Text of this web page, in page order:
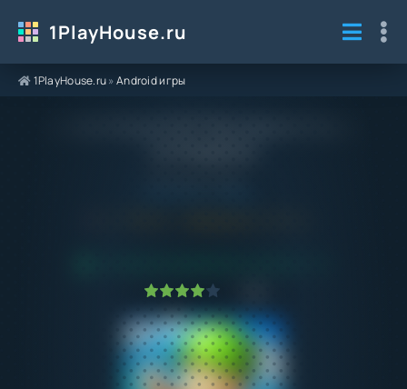
1PlayHouse.ru
1PlayHouse.ru»Android игры